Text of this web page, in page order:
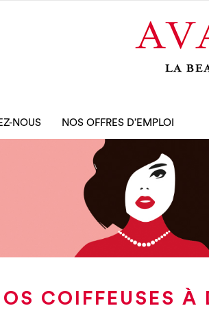
NOUS NOS OFFRES D’EMPLOI
COIFFEUSES